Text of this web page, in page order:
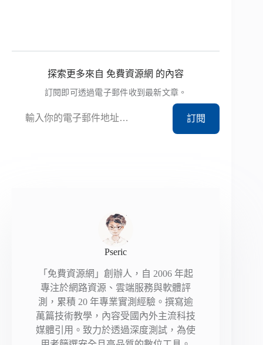
探索更多來自 免費資源網 的內容
訂閱即可透過電子郵件收到最新文章。
訂閱
Pseric
「免費資源網」創辦人，自 2006 年起
專注於網路資源、雲端服務與軟體評
測，累積 20 年專業實測經驗。撰寫逾
萬篇技術教學，內容受國內外主流科技
媒體引用。致力於透過深度測試，為使